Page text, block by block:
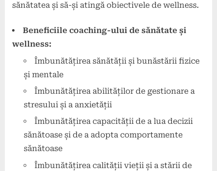
sănătatea și să-și atingă obiectivele de wellness.
Beneficiile coaching-ului de sănătate și
wellness:
Îmbunătățirea sănătății și bunăstării fizice
și mentale
Îmbunătățirea abilităților de gestionare a
stresului și a anxietății
Îmbunătățirea capacității de a lua decizii
sănătoase și de a adopta comportamente
sănătoase
Îmbunătățirea calității vieții și a stării de